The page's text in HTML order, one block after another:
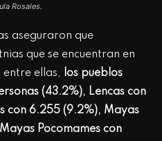
Rosales.
aseguraron que
que se encuentran en
ellas,
los pueblos
(43.2%), Lencas con
con 6.255 (9.2%), Mayas
Pocomames con